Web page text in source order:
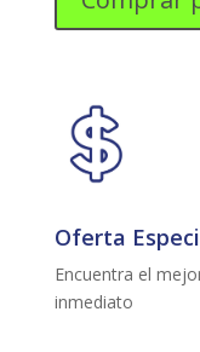
Oferta
Encuentra el
inmediato